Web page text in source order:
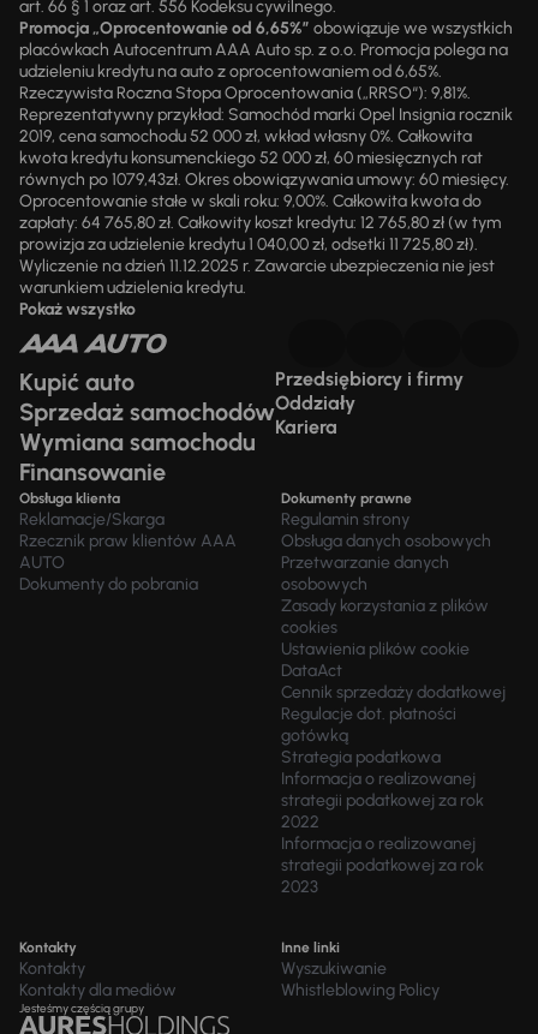
art. 66 § 1 oraz art. 556 Kodeksu cywilnego.
Promocja „Oprocentowanie od 6,65%” obowiązuje we wszystkich
placówkach Autocentrum AAA Auto sp. z o.o. Promocja polega na
udzieleniu kredytu na auto z oprocentowaniem od 6,65%.
Rzeczywista Roczna Stopa Oprocentowania („RRSO“): 9,81%.
Reprezentatywny przykład: Samochód marki Opel Insignia rocznik
2019, cena samochodu 52 000 zł, wkład własny 0%. Całkowita
kwota kredytu konsumenckiego 52 000 zł, 60 miesięcznych rat
równych po 1079,43zł. Okres obowiązywania umowy: 60 miesięcy.
Oprocentowanie stałe w skali roku: 9,00%. Całkowita kwota do
zapłaty: 64 765,80 zł. Całkowity koszt kredytu: 12 765,80 zł (w tym
prowizja za udzielenie kredytu 1 040,00 zł, odsetki 11 725,80 zł).
Wyliczenie na dzień 11.12.2025 r. Zawarcie ubezpieczenia nie jest
warunkiem udzielenia kredytu.
Pokaż wszystko
Kupić auto
Sprzedaż samochodów
Wymiana samochodu
Finansowanie
Przedsiębiorcy i firmy
Oddziały
Kariera
Obsługa klienta
Reklamacje/Skarga
Rzecznik praw klientów AAA
AUTO
Dokumenty do pobrania
Dokumenty prawne
Regulamin strony
Obsługa danych osobowych
Przetwarzanie danych
osobowych
Zasady korzystania z plików
cookies
Ustawienia plików cookie
DataAct
Cennik sprzedaży dodatkowej
Regulacje dot. płatności
gotówką
Strategia podatkowa
Informacja o realizowanej
strategii podatkowej za rok
2022
Informacja o realizowanej
strategii podatkowej za rok
2023
Kontakty
Kontakty
Kontakty dla mediów
Inne linki
Wyszukiwanie
Whistleblowing Policy
Jesteśmy częścią grupy